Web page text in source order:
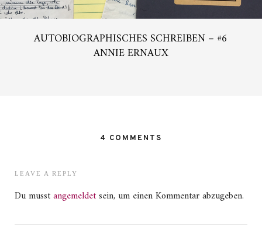
AUTOBIOGRAPHISCHES SCHREIBEN – #6
ANNIE ERNAUX
4 COMMENTS
LEAVE A REPLY
Du musstangemeldetsein, um einen Kommentar abzugeben.